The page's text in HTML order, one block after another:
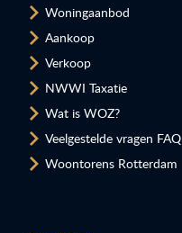
Woningaanbod
Aankoop
Verkoop
NWWI Taxatie
Wat is WOZ?
Veelgestelde vragen FAQ
Woontorens Rotterdam